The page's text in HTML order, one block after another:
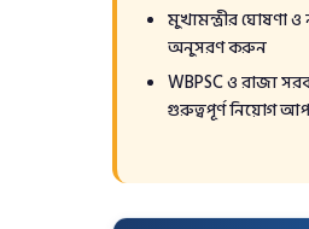
মুখ্যমন্ত্রীর ঘোষণা
অনুসরণ করুন
WBPSC ও রাজ্য
গুরুত্বপূর্ণ নিয়োগ